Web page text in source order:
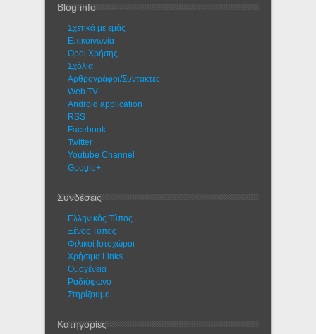
Blog info
Σχετικά με εμάς
Eπικοινωνία
Όροι Χρήσης
Σχόλια
Αρθρογράφοι/Συντάκτες
Web TV
Android application
RSS
Facebook
Twitter
Youtube Channel
Google+
Συνδέσεις
Ελληνικός Τύπος
Ξένος Τύπος
Φιλικοί Ιστοχώροι
Χρήσιμα Links
Ομογένεια
Ραδιόφωνο
Στηρίζουμε
Κατηγορίες